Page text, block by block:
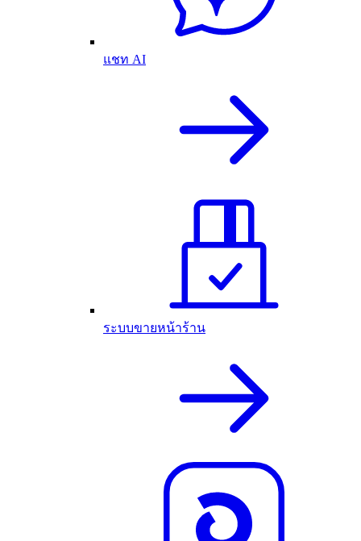
แชท AI
ระบบขายหน้าร้าน